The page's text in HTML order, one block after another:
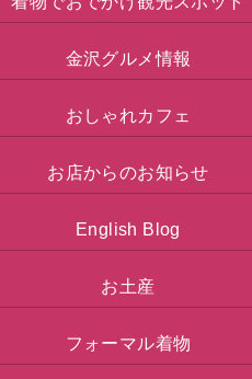
金沢グルメ情報
おしゃれカフェ
お店からのお知らせ
English Blog
お土産
フォーマル着物